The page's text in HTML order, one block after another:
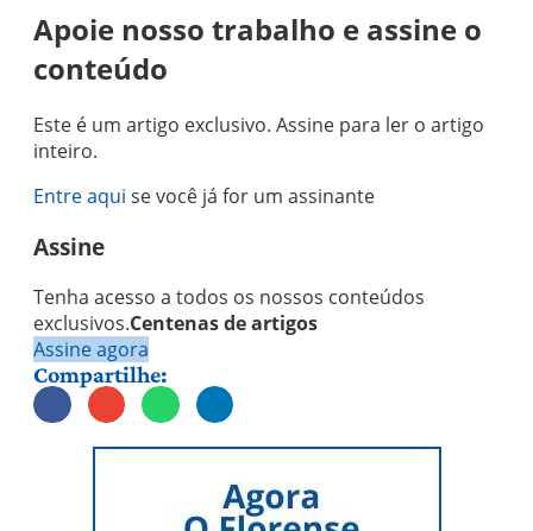
Apoie nosso trabalho e assine o
conteúdo
Este é um artigo exclusivo. Assine para ler o artigo
inteiro.
Entre aqui se você já for um assinante
Assine
Tenha acesso a todos os nossos conteúdos
exclusivos.Centenas de artigos
Assine agora
Compartilhe: